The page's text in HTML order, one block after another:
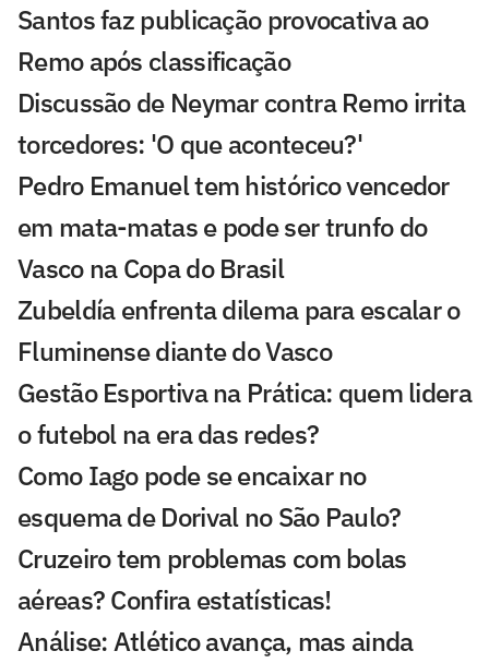
Santos faz publicação provocativa ao
Remo após classificação
Discussão de Neymar contra Remo irrita
torcedores: 'O que aconteceu?'
Pedro Emanuel tem histórico vencedor
em mata-matas e pode ser trunfo do
Vasco na Copa do Brasil
Zubeldía enfrenta dilema para escalar o
Fluminense diante do Vasco
Gestão Esportiva na Prática: quem lidera
o futebol na era das redes?
Como Iago pode se encaixar no
esquema de Dorival no São Paulo?
Cruzeiro tem problemas com bolas
aéreas? Confira estatísticas!
Análise: Atlético avança, mas ainda